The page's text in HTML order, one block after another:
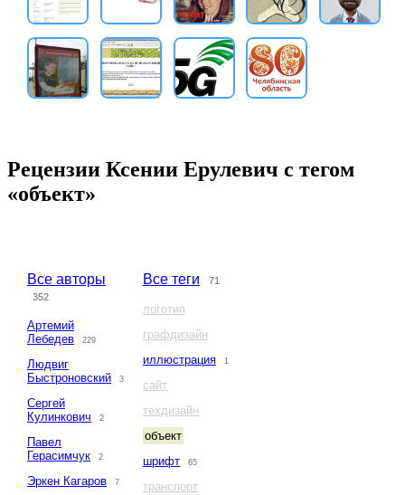
Рецензии Ксении Ерулевич с тегом
«объект»
Все авторы
352
Артемий
Лебедев
229
Людвиг
Быстроновский
3
Сергей
Кулинкович
2
Павел
Герасимчук
2
Эркен Кагаров 7
Все теги 71
логотип
графдизайн
иллюстрация
1
сайт
техдизайн
объект
шрифт
65
транспорт